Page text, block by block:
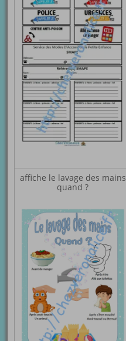
affiche le lavage des mains
quand ?